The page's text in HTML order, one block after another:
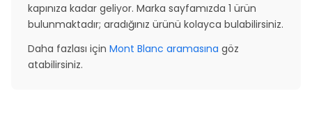
kapınıza kadar geliyor. Marka sayfamızda 1 ürün
bulunmaktadır; aradığınız ürünü kolayca bulabilirsiniz.
Daha fazlası için Mont Blanc aramasına göz
atabilirsiniz.